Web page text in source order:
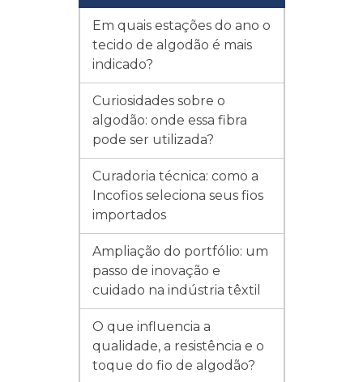
Em quais estações do ano o
tecido de algodão é mais
indicado?
Curiosidades sobre o
algodão: onde essa fibra
pode ser utilizada?
Curadoria técnica: como a
Incofios seleciona seus fios
importados
Ampliação do portfólio: um
passo de inovação e
cuidado na indústria têxtil
O que influencia a
qualidade, a resistência e o
toque do fio de algodão?